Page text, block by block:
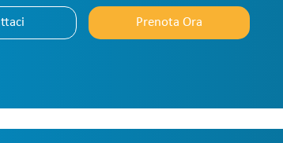
Prenota Ora